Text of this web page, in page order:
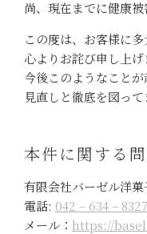
尚、現在までに健康被
この度は、お客様に
心よりお詫び申し上げ
今後このようなこと
見直しと徹底を図って
本件に関する
有限会社バーゼル洋菓
電話: 042 – 634 – 8327
メール： https://